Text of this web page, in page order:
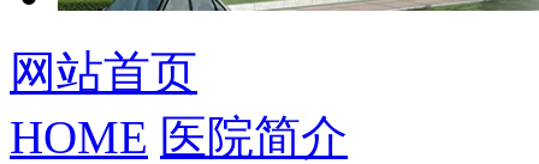
网站首页
HOME 医院简介